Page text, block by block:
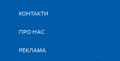
КОНТАКТИ
ПРО НАС
РЕКЛАМА